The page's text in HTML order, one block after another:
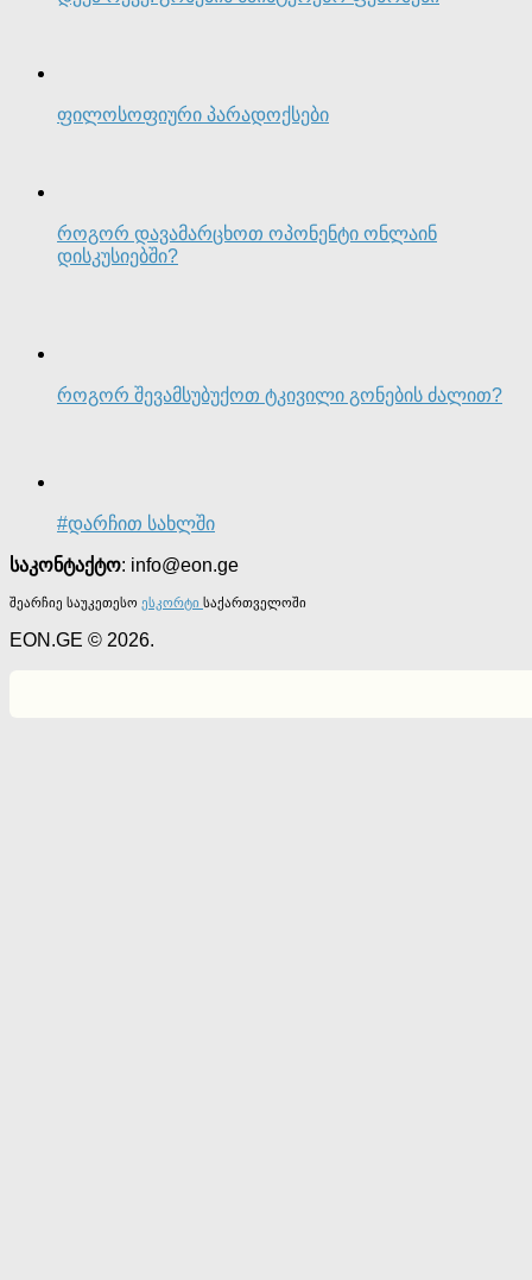
ფილოსოფიური პარადოქსები
როგორ დავამარცხოთ ოპონენტი ონლაინ
დისკუსიებში?
როგორ შევამსუბუქოთ ტკივილი გონების ძალით?
#დარჩით სახლში
საკონტაქტო: info@eon.ge
შეარჩიე საუკეთესო ესკორტი საქართველოში
EON.GE © 2026.